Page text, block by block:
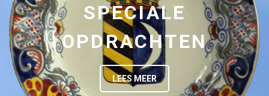
SPECIALE
OPDRACHTEN
LEES MEER